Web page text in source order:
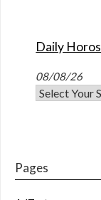
Daily
08/08/26
Pages